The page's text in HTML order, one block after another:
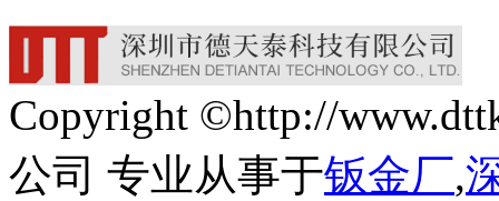
Copyright ©http://
公司 专业从事于钣金厂,